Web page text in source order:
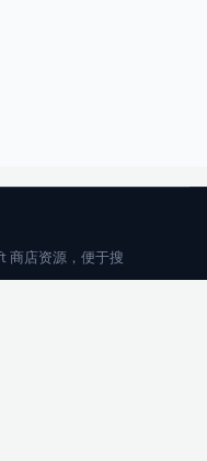
商店资源，便于搜